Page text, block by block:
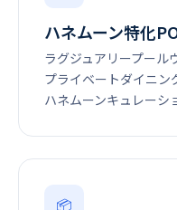
ハネムーン特化
ラグジュアリープール
プライベートダイニ
ハネムーンキュレーシ
📦